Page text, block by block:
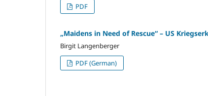
PDF
„Maidens in Need of Rescue“ – US
Birgit Langenberger
PDF (German)